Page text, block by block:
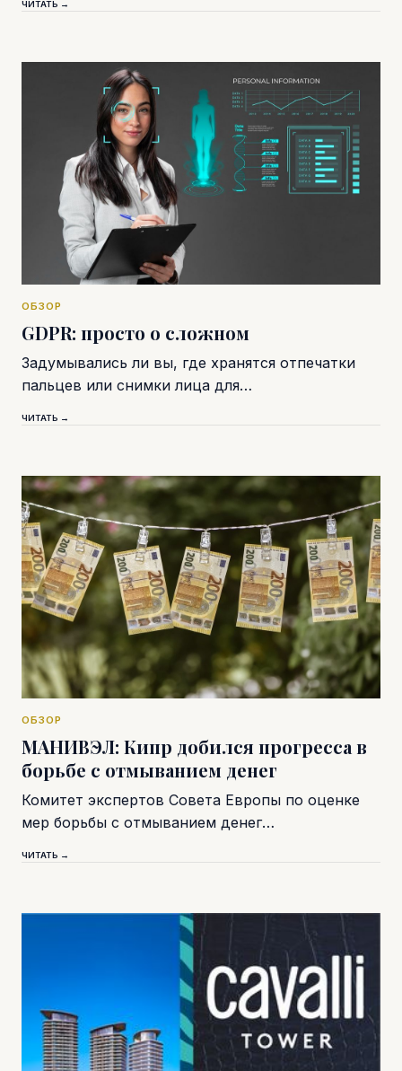
ЧИТАТЬ →
ОБЗОР
GDPR: просто о сложном
Задумывались ли вы, где хранятся отпечатки
пальцев или снимки лица для…
ЧИТАТЬ →
ОБЗОР
МАНИВЭЛ: Кипр добился прогресса в
борьбе с отмыванием денег
Комитет экспертов Совета Европы по оценке
мер борьбы с отмыванием денег…
ЧИТАТЬ →